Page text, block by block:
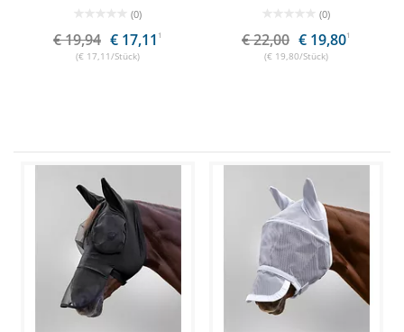
(0)
€ 19,94 € 17,11 1
(€ 17,11/Stück)
(0)
€ 22,00 € 19,801
(€ 19,80/Stück)